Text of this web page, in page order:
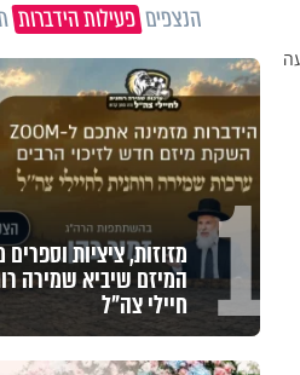
הנצפיםפעילות הידברות
1 מזוזות, ציציות
המיזם שיביא שמירה
חיילי צה"ל